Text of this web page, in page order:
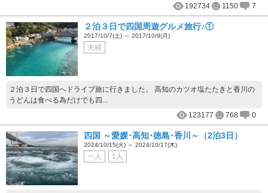
192734
1150 7
２泊３日で四国周遊グルメ旅行♪①
2017/10/7(土) ～ 2017/10/9(月)
夫婦
２泊３日で四国へドライブ旅に行きました。 高知のカツオ塩たたきと香川の
うどんは食べる為だけでも四...
123177
768 0
四国 ～愛媛･高知･徳島･香川～（2泊3日）
2024/10/15(火) ～ 2024/10/17(木)
一人 1人